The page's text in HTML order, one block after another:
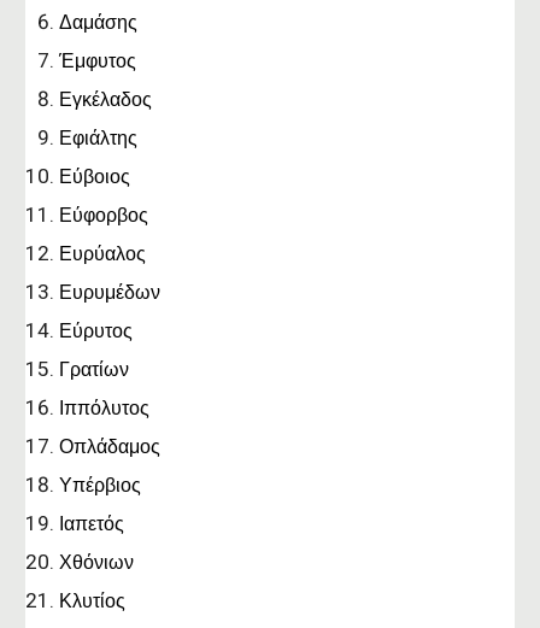
Δαμάσης
Έμφυτος
Εγκέλαδος
Εφιάλτης
Εύβοιος
Εύφορβος
Ευρύαλος
Ευρυμέδων
Εύρυτος
Γρατίων
Ιππόλυτος
Οπλάδαμος
Υπέρβιος
Ιαπετός
Χθόνιων
Κλυτίος